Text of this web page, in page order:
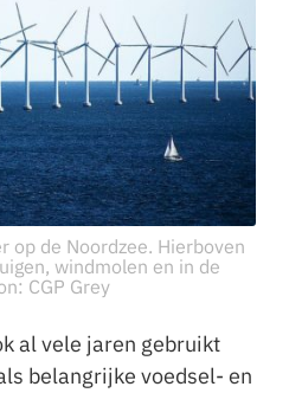
op de Noordzee. Hierboven
windmolen en in de
CGP Grey
al vele jaren gebruikt
belangrijke voedsel- en